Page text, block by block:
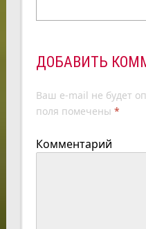
ДОБАВИТЬ
Ваш e-mail не будет
поля помечены *
Комментарий